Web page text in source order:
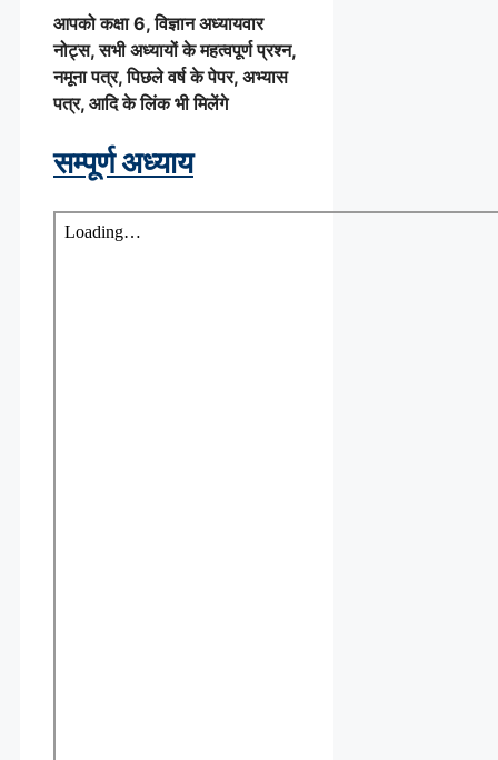
आपको कक्षा 6, विज्ञान अध्यायवार
नोट्स, सभी अध्यायों के महत्वपूर्ण प्रश्न,
नमूना पत्र, पिछले वर्ष के पेपर, अभ्यास
पत्र, आदि के लिंक भी मिलेंगे
सम्पूर्ण अध्याय